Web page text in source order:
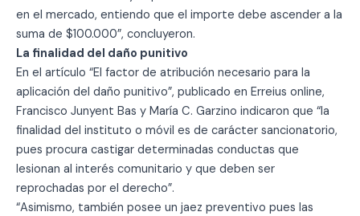
en el mercado, entiendo que el importe debe ascender a la
suma de $100.000”, concluyeron.
La finalidad del daño punitivo
En el artículo “El factor de atribución necesario para la
aplicación del daño punitivo”, publicado en Erreius online,
Francisco Junyent Bas y María C. Garzino indicaron que “la
finalidad del instituto o móvil es de carácter sancionatorio,
pues procura castigar determinadas conductas que
lesionan al interés comunitario y que deben ser
reprochadas por el derecho”.
“Asimismo, también posee un jaez preventivo pues las